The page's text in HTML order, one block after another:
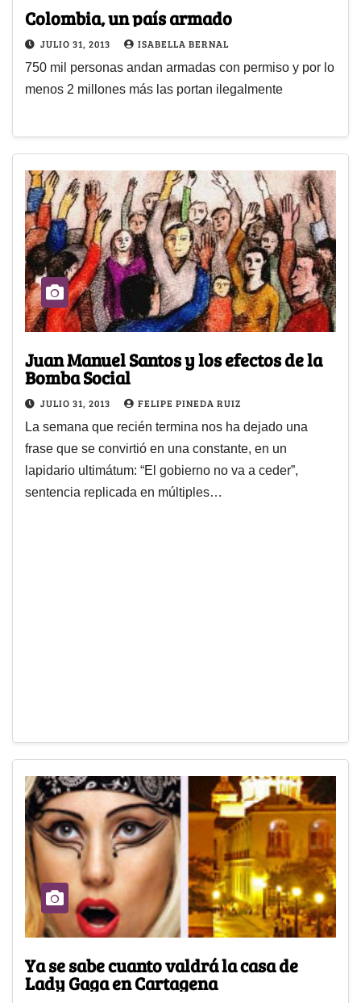
Colombia, un país armado
JULIO 31, 2013 ISABELLA BERNAL
750 mil personas andan armadas con permiso y por lo
menos 2 millones más las portan ilegalmente
Juan Manuel Santos y los efectos de la
Bomba Social
JULIO 31, 2013 FELIPE PINEDA RUIZ
La semana que recién termina nos ha dejado una
frase que se convirtió en una constante, en un
lapidario ultimátum: “El gobierno no va a ceder”,
sentencia replicada en múltiples…
Ya se sabe cuanto valdrá la casa de
Lady Gaga en Cartagena